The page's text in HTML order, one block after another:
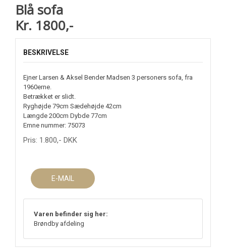
Blå sofa
Kr. 1800,-
BESKRIVELSE
Ejner Larsen & Aksel Bender Madsen 3 personers sofa, fra
1960erne.
Betrækket er slidt.
Ryghøjde 79cm Sædehøjde 42cm
Længde 200cm Dybde 77cm
Emne nummer: 75073
Pris: 1.800,- DKK
E-MAIL
Varen befinder sig her:
Brøndby afdeling